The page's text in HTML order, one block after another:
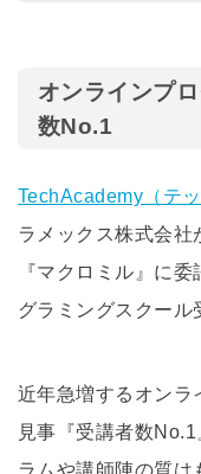
オンラインプ
数No.1
TechAcademy（テ
ラメックス株式会社
『マクロミル』に
グラミングスクール
近年急増するオンラ
見事『受講者数
ラムや講師陣の質